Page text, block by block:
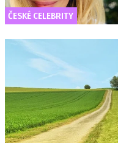
ČESKÉ CELEBRITY